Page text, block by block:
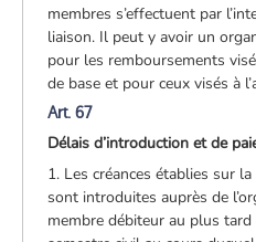
membres s’effectuent par
liaison. Il peut y avoir un
pour les remboursements
de base et pour ceux visés à
Art. 67
Délais d’introduction et de
1. Les créances établies sur
sont introduites auprès de
membre débiteur au plus